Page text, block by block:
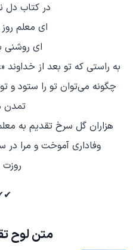
در کتاب دل
ای معلم
ای
به راستی که تو بعد از خداوند
چگونه می‌توان تو را ستود و
هزاران گل سرخ تقدیم به
وفاداری آموخت و مرا
متن لوح